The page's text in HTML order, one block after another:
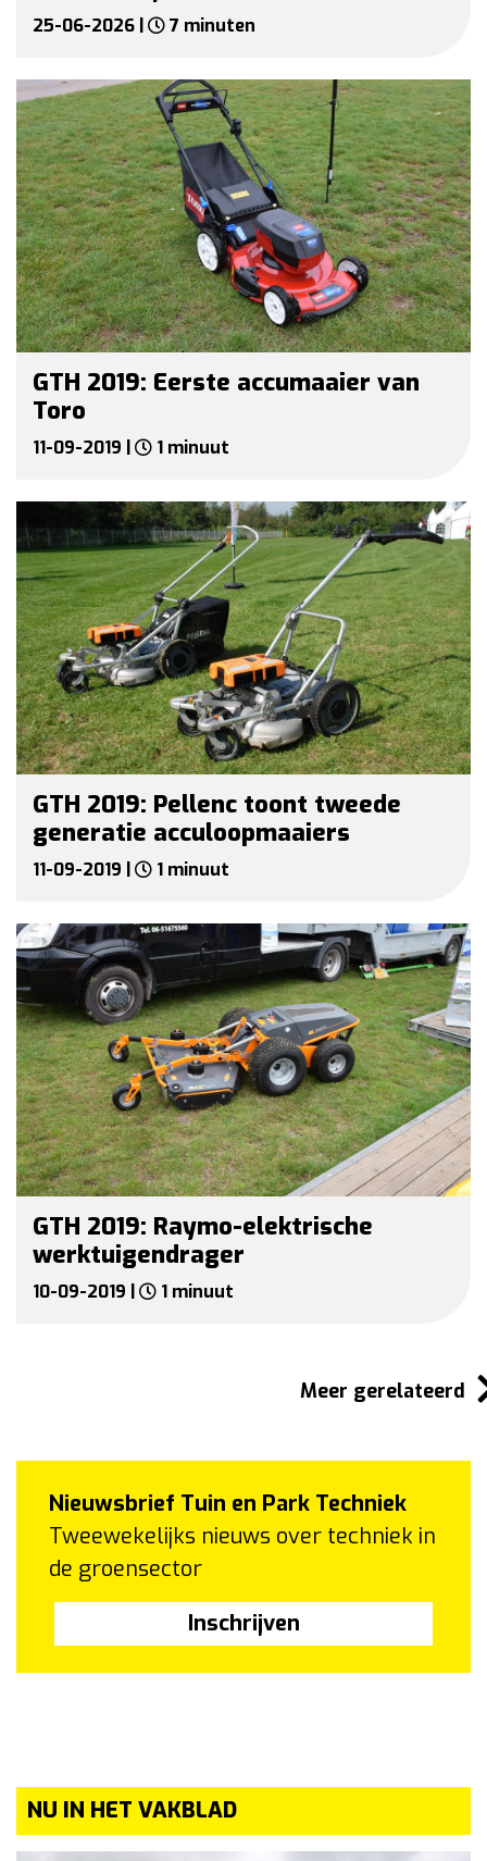
25-06-2026 | 7 minuten
GTH 2019: Eerste accumaaier van
Toro
11-09-2019 | 1 minuut
GTH 2019: Pellenc toont tweede
generatie acculoopmaaiers
11-09-2019 | 1 minuut
GTH 2019: Raymo-elektrische
werktuigendrager
10-09-2019 | 1 minuut
Meer gerelateerd
Nieuwsbrief Tuin en Park Techniek
Tweewekelijks nieuws over techniek in
de groensector
Inschrijven
NU IN HET VAKBLAD